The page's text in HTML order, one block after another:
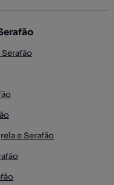
e Serafão